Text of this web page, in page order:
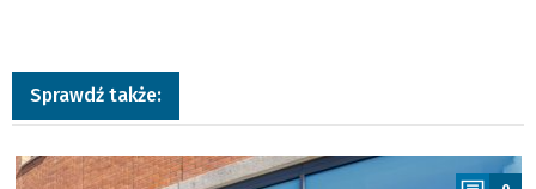
Sprawdź także:
a